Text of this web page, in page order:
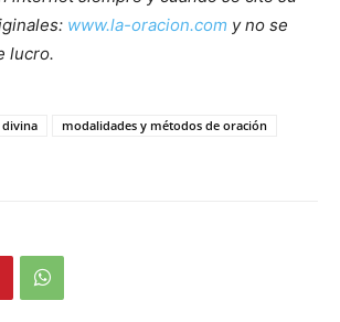
www.la-oracion.com y no se
lucro.
divina
modalidades y métodos de oración